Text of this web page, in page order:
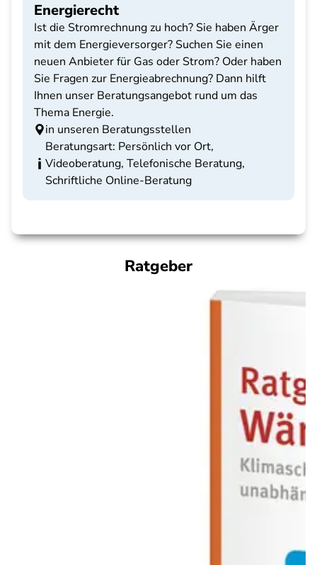
Energierecht
Ist die Stromrechnung zu hoch? Sie haben Ärger
mit dem Energieversorger? Suchen Sie einen
neuen Anbieter für Gas oder Strom? Oder haben
Sie Fragen zur Energieabrechnung? Dann hilft
Ihnen unser Beratungsangebot rund um das
Thema Energie.
in unseren Beratungsstellen
Beratungsart: Persönlich vor Ort,
Videoberatung, Telefonische Beratung,
Schriftliche Online-Beratung
Ratgeber